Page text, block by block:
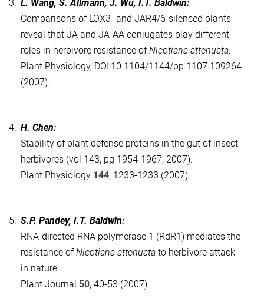
3. L. Wang, S. Allmann, J. Wu, I.T. Baldwin:
Comparisons of LOX3- and JAR4/6-silenced plants
reveal that JA and JA-AA conjugates play different
roles in herbivore resistance ofNicotiana attenuata.
Plant Physiology, DOI:10.1104/1144/pp.1107.109264
(2007).
4. H. Chen:
Stability of plant defense proteins in the gut of insect
herbivores (vol 143, pg 1954-1967, 2007).
Plant Physiology 144, 1233-1233 (2007).
5. S.P. Pandey, I.T. Baldwin:
RNA-directed RNA polymerase 1 (RdR1) mediates the
resistance ofNicotiana attenuata to herbivore attack
in nature.
Plant Journal 50, 40-53 (2007).